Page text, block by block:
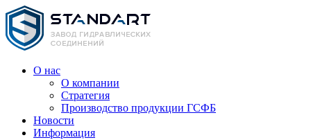
О нас
О компании
Стратегия
Производство продукции ГСФБ
Новости
Информация